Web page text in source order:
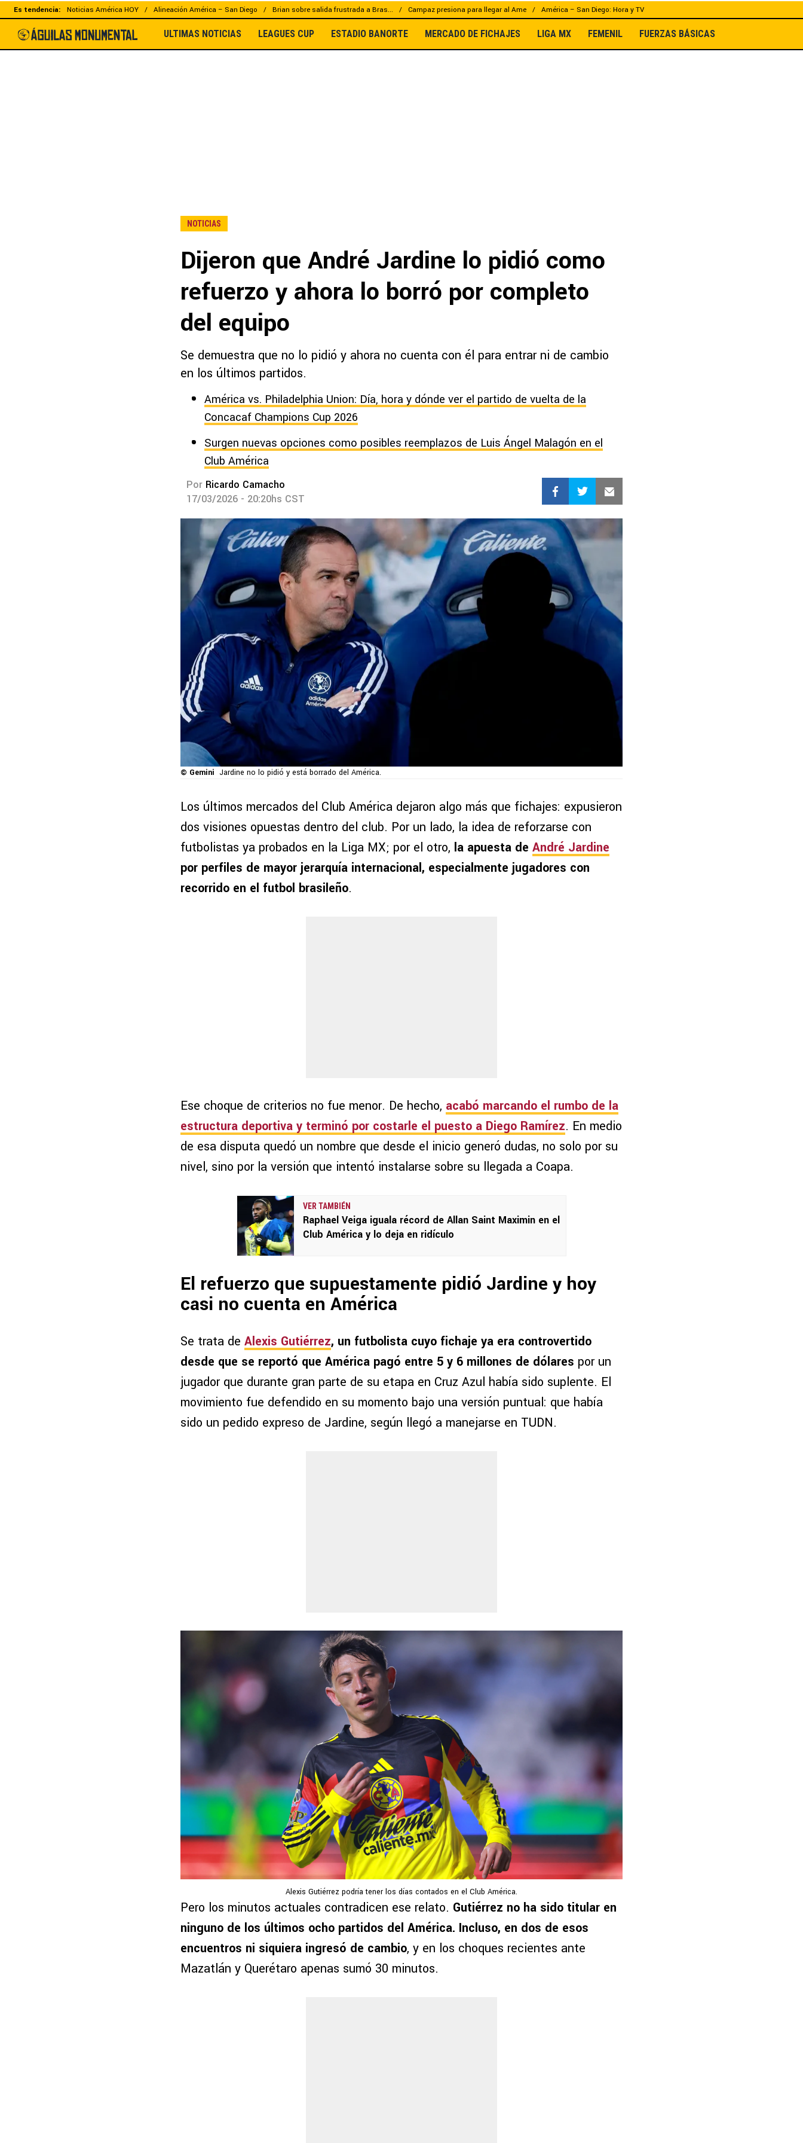
Es tendencia: Noticias América HOY Alineación América – San Diego Brian sobre salida frustrada a Bras... Campaz presiona para llegar al Ame América – San Diego: Hora y TV
ULTIMAS NOTICIAS LEAGUES CUP ESTADIO BANORTE MERCADO DE FICHAJES LIGA MX FEMENIL FUERZAS BÁSICAS
NOTICIAS
Dijeron que André Jardine lo pidió como
refuerzo y ahora lo borró por completo
del equipo
Se demuestra que no lo pidió y ahora no cuenta con él para entrar ni de cambio
en los últimos partidos.
América vs. Philadelphia Union: Día, hora y dónde ver el partido de vuelta de la
Concacaf Champions Cup 2026
Surgen nuevas opciones como posibles reemplazos de Luis Ángel Malagón en el
Club América
Por Ricardo Camacho
17/03/2026 - 20:20hs CST
© Gemini Jardine no lo pidió y está borrado del América.
Los últimos mercados del Club América dejaron algo más que fichajes: expusieron
dos visiones opuestas dentro del club. Por un lado, la idea de reforzarse con
futbolistas ya probados en la Liga MX; por el otro, la apuesta de André Jardine
por perfiles de mayor jerarquía internacional, especialmente jugadores con
recorrido en el futbol brasileño.
Ese choque de criterios no fue menor. De hecho, acabó marcando el rumbo de la
estructura deportiva y terminó por costarle el puesto a Diego Ramírez. En medio
de esa disputa quedó un nombre que desde el inicio generó dudas, no solo por su
nivel, sino por la versión que intentó instalarse sobre su llegada a Coapa.
VER TAMBIÉN
Raphael Veiga iguala récord de Allan Saint Maximin en el
Club América y lo deja en ridículo
El refuerzo que supuestamente pidió Jardine y hoy
casi no cuenta en América
Se trata de Alexis Gutiérrez, un futbolista cuyo fichaje ya era controvertido
desde que se reportó que América pagó entre 5 y 6 millones de dólares por un
jugador que durante gran parte de su etapa en Cruz Azul había sido suplente. El
movimiento fue defendido en su momento bajo una versión puntual: que había
sido un pedido expreso de Jardine, según llegó a manejarse en TUDN.
Alexis Gutiérrez podría tener los días contados en el Club América.
Pero los minutos actuales contradicen ese relato. Gutiérrez no ha sido titular en
ninguno de los últimos ocho partidos del América. Incluso, en dos de esos
encuentros ni siquiera ingresó de cambio, y en los choques recientes ante
Mazatlán y Querétaro apenas sumó 30 minutos.